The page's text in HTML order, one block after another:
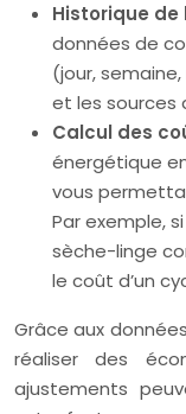
Historique
données de
(jour,
et les sources
Calcul des
énergétique
vous
Par exemple,
sèche-linge
le coût d’un
Grâce aux
réaliser des
ajustements